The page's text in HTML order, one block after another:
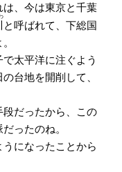
、今は東京と千葉
と呼ばれて、下総国
太平洋に注ぐよう
台地を開削して、
だったから、この
ったのね。
になったことから